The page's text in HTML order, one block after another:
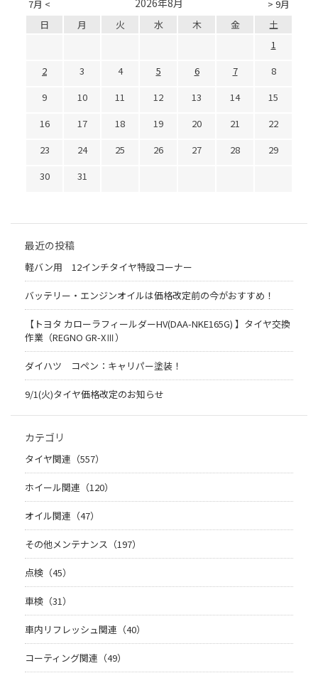
7月 < > 9月
2026年8月
日 月 火 水 木 金
土
1
2
3 4 5 6 7
8
9
10 11 12 13 14
15
16
17 18 19 20 21
22
23
24 25 26 27 28
29
30
31
最近の投稿
軽バン用 12インチタイヤ特設コーナー
バッテリー・エンジンオイルは価格改定前の今がおすすめ！
【トヨタ カローラフィールダーHV(DAA-NKE165G) 】タイヤ交換
作業（REGNO GR-XⅢ）
ダイハツ コペン：キャリパー塗装！
9/1(火)タイヤ価格改定のお知らせ
カテゴリ
タイヤ関連（557）
ホイール関連（120）
オイル関連（47）
その他メンテナンス（197）
点検（45）
車検（31）
車内リフレッシュ関連（40）
コーティング関連（49）